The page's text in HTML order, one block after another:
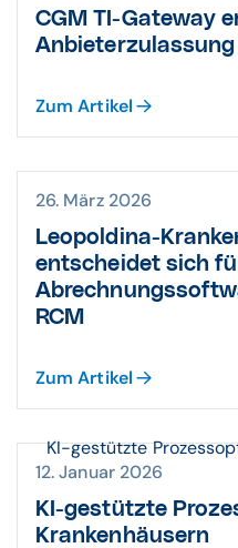
CGM TI-Gateway
Zum Artikel
26. März 2026
Leopoldina-
entscheidet sich
RCM
Zum Artikel
KI-gestützte
12. Januar 2026
KI-ge­stützte
Kran­ken­häusern